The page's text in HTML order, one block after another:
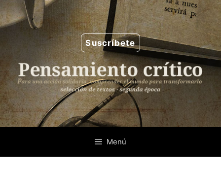
Saltar
al
contenido
Suscríbete
Menú